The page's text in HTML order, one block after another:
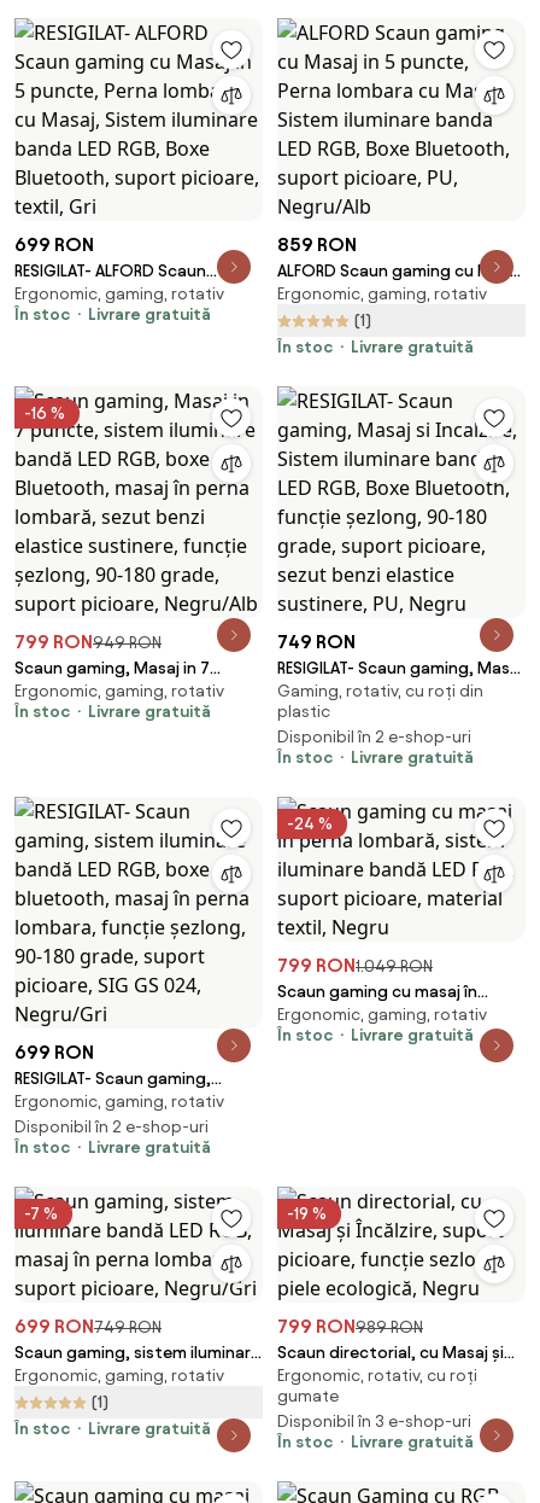
699 RON
RESIGILAT- ALFORD Scaun
gaming cu Masaj in 5 puncte,
Perna lombara cu Masaj, Sistem
textil, Gri
Ergonomic, gaming, rotativ
În stoc
Livrare gratuită
859 RON
ALFORD Scaun gaming cu Masaj
in 5 puncte, Perna lombara cu
Masaj, Sistem iluminare banda
LED RGB, Boxe Bluetooth,
Ergonomic, gaming, rotativ
(1)
În stoc
Livrare gratuită
-16 %
799 RON949 RON
Scaun gaming, Masaj in 7
puncte, sistem iluminare bandă
LED RGB, boxe Bluetooth, masaj
picioare, Negru/Alb
Ergonomic, gaming, rotativ
În stoc
Livrare gratuită
749 RON
RESIGILAT- Scaun gaming, Masaj
si Incalzire, Sistem iluminare
banda LED RGB, Boxe Bluetooth,
funcție șezlong, 90-180 grade,
suport picioare, sezut benzi
Gaming, rotativ, cu roți din
plastic
Disponibil în 2 e-shop-uri
În stoc
Livrare gratuită
699 RON
RESIGILAT- Scaun gaming,
sistem iluminare bandă LED
RGB, boxe bluetooth, masaj în
perna lombara, funcție
picioare, SIG GS 024, Negru/Gri
Ergonomic, gaming, rotativ
Disponibil în 2 e-shop-uri
În stoc
Livrare gratuită
-24 %
799 RON1.049 RON
Scaun gaming cu masaj în
perna lombară, sistem
iluminare bandă LED RGB,
suport picioare, material textil,
Ergonomic, gaming, rotativ
În stoc
Livrare gratuită
-7 %
699 RON749 RON
Scaun gaming, sistem iluminare
bandă LED RGB, masaj în perna
lombară, suport picioare,
Negru/Gri
Ergonomic, gaming, rotativ
(1)
În stoc
Livrare gratuită
-19 %
799 RON989 RON
Scaun directorial, cu Masaj și
Încălzire, suport picioare,
funcție sezlong, piele
ecologică, Negru
Ergonomic, rotativ, cu roți
gumate
Disponibil în 3 e-shop-uri
În stoc
Livrare gratuită